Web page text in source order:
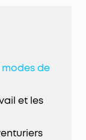
de
et les